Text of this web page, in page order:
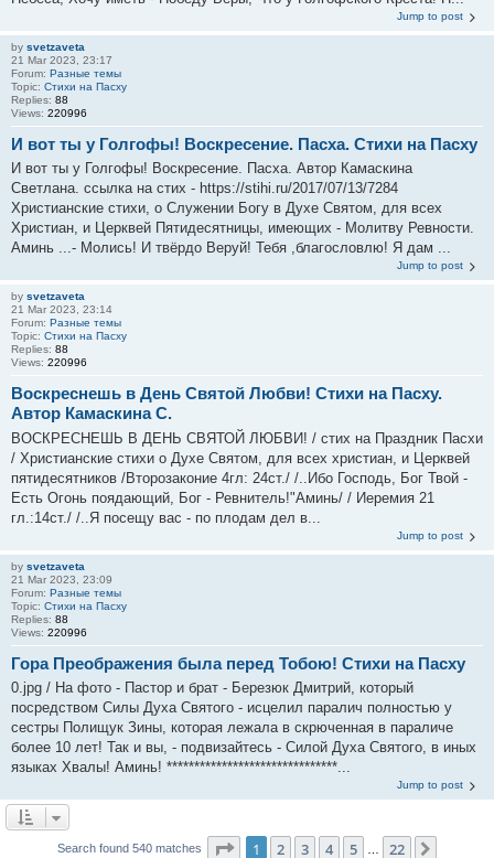
Jump to post
by svetzaveta
21 Mar 2023, 23:17
Forum: Разные темы
Topic: Стихи на Пасху
Replies: 88
Views: 220996
И вот ты у Голгофы! Воскресение. Пасха. Стихи на Пасху
И вот ты у Голгофы! Воскресение. Пасха. Автор Камаскина
Светлана. ссылка на стих - https://stihi.ru/2017/07/13/7284
Христианские стихи, о Служении Богу в Духе Святом, для всех
Христиан, и Церквей Пятидесятницы, имеющих - Молитву Ревности.
Аминь ...- Молись! И твёрдо Веруй! Тебя ,благословлю! Я дам ...
Jump to post
by svetzaveta
21 Mar 2023, 23:14
Forum: Разные темы
Topic: Стихи на Пасху
Replies: 88
Views: 220996
Воскреснешь в День Святой Любви! Стихи на Пасху.
Автор Камаскина С.
ВОСКРЕСНЕШЬ В ДЕНЬ СВЯТОЙ ЛЮБВИ! / стих на Праздник Пасхи
/ Христианские стихи о Духе Святом, для всех христиан, и Церквей
пятидесятников /Второзаконие 4гл: 24ст./ /..Ибо Господь, Бог Твой -
Есть Огонь поядающий, Бог - Ревнитель!"Аминь/ / Иеремия 21
гл.:14ст./ /..Я посещу вас - по плодам дел в...
Jump to post
by svetzaveta
21 Mar 2023, 23:09
Forum: Разные темы
Topic: Стихи на Пасху
Replies: 88
Views: 220996
Гора Преображения была перед Тобою! Стихи на Пасху
0.jpg / На фото - Пастор и брат - Березюк Дмитрий, который
посредством Силы Духа Святого - исцелил паралич полностью у
сестры Полищук Зины, которая лежала в скрюченная в параличе
более 10 лет! Так и вы, - подвизайтесь - Силой Духа Святого, в иных
языках Хвалы! Аминь! *******************************...
Jump to post
Search found 540 matches Page 1of 22
1 2 3 4 5 22